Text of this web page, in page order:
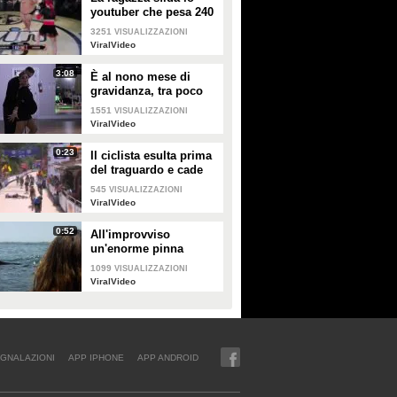
youtuber che pesa 240
kg e lo mette KO
3251 VISUALIZZAZIONI
ViralVideo
3:08
È al nono mese di
gravidanza, tra poco
sarà mamma ma non
vuole smettere di
1551 VISUALIZZAZIONI
ViralVideo
0:23
Il ciclista esulta prima
del traguardo e cade
rovinosamente
545 VISUALIZZAZIONI
ViralVideo
0:52
All'improvviso
un'enorme pinna
spunta fuori mentre
sono in kayak
1099 VISUALIZZAZIONI
ViralVideo
APP IPHONE APP ANDROID